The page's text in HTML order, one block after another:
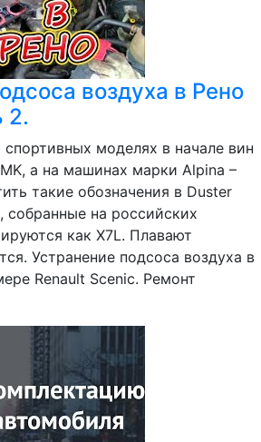
воздуха в Рено
2.
моделях в начале вин
а на машинах марки Alpina –
такие обозначения в Duster
собранные на российских
как X7L. Плавают
Устранение подсоса воздуха в
Renault Scenic. Ремонт